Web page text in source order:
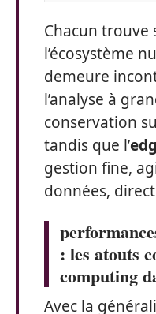
Chacun trouve
l’écosystème
demeure
l’analyse à
conservation
tandis que l’
gestion fine,
données,
: les atouts
computing
Avec la